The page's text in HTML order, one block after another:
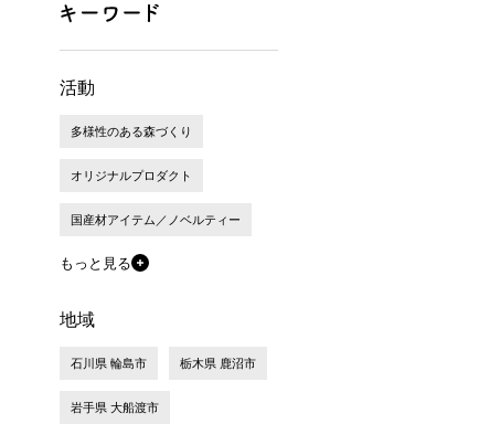
活動
多様性のある森づくり
オリジナルプロダクト
国産材アイテム／ノベルティー
もっと見る
地域
石川県 輪島市 栃木県 鹿沼市
岩手県 大船渡市